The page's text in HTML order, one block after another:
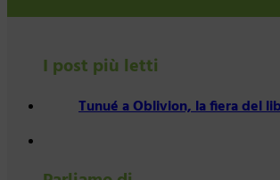
I post più letti
Tunué a Oblivion, la fiera del